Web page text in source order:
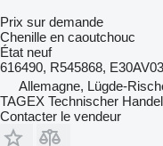
Prix sur demande
Chenille en caoutchouc
État neuf
616490, R545868,
Allemagne, Lügde-
TAGEX Technischer
Contacter le vendeur